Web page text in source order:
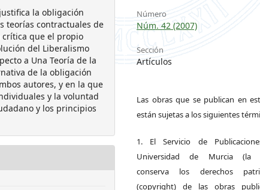
la obligación
teorías contractuales de
crítica que el propio
del Liberalismo
a Una Teoría de la
de la obligación
autores, y en la que
y la voluntad
y los principios
Número
Núm. 42 (2007)
Sección
Artículos
Las obras que se publican en
están sujetas a los siguientes
1. El Servicio de
Universidad de Murcia (la
conserva los derechos
(copyright) de las obras